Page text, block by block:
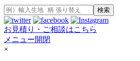
検索
お見積り・ご相談はこちら
メニュー開閉
×